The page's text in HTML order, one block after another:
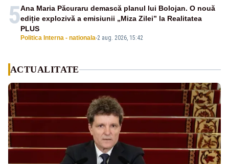
5
Politica Interna - nationala-2 aug. 2026, 15:42
Ana Maria Păcuraru demască planul lui Bolojan. O nouă
ediție explozivă a emisiunii „Miza Zilei” la Realitatea
PLUS
ACTUALITATE